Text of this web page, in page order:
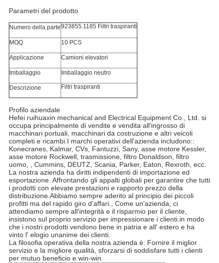
Parametri del prodotto
Numero della parte923855.1185 Filtri traspiranti
MOQ 10 PCS
Applicazione Camioni elevatori
Imballaggio Imballaggio neutro
Descrizione Filtri traspiranti
Profilo aziendale
Hefei ruihuaxin mechanical and Electrical Equipment Co., Ltd. si
occupa principalmente di vendite e vendita all'ingrosso di
macchinari portuali, macchinari da costruzione e altri veicoli
completi e ricambi.I marchi operativi dell'azienda includono::
Konecranes, Kalmar, CVs, Fantuzzi, Sany, asse motore Kessler,
asse motore Rockwell, trasmissione, filtro Donaldson, filtro
uomo, , Cummins, DEUTZ, Scania, Parker, Eaton, Rexroth, ecc.
La nostra azienda ha diritti indipendenti di importazione ed
esportazione. Affrontando gli appalti globali per garantire che tutti
i prodotti con elevate prestazioni e rapporto prezzo della
distribuzione.Abbiamo sempre aderito al principio dei piccoli
profitti ma del rapido giro d'affari., Come un'azienda, ci
attendiamo sempre all'integrità e il risparmio per il cliente,
insistono sul proprio servizio per impressionare i clienti.in modo
che i nostri prodotti vendono bene in patria e all' estero e ha
vinto l' elogio unanime dei clienti.
La filosofia operativa della nostra azienda è: Fornire il miglior
servizio e la migliore qualità, sforzarsi di soddisfare tutti i clienti
per mutuo beneficio e win-win.